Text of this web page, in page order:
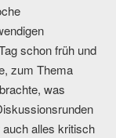
schon früh und
zum Thema
was
alles kritisch